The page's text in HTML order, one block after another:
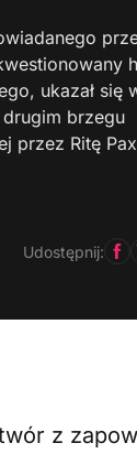
ukazał się
drugim brzegu
przez Ritę
Udostępnij:
z